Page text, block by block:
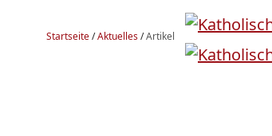
Startseite/Aktuelles/Artikel